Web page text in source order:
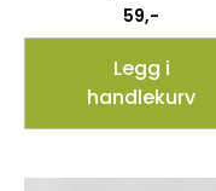
59,-
Legg i
handlekurv